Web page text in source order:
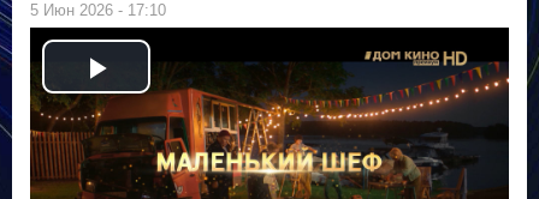
5 Июн 2026 - 17:10
P
l